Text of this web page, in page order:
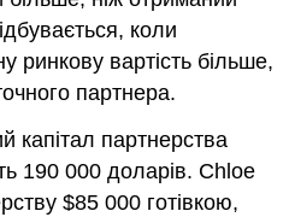
коли
ринкову вартість більше,
партнера.
капітал партнерства
190 000 доларів. Chloe
$85 000 готівкою,